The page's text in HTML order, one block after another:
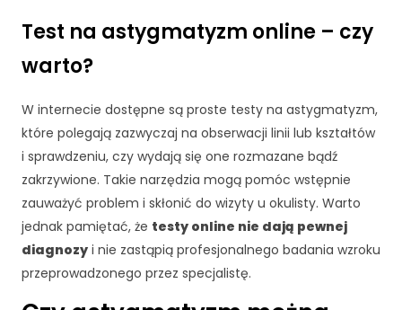
Test na astygmatyzm online – czy
warto?
W internecie dostępne są proste testy na astygmatyzm,
które polegają zazwyczaj na obserwacji linii lub kształtów
i sprawdzeniu, czy wydają się one rozmazane bądź
zakrzywione. Takie narzędzia mogą pomóc wstępnie
zauważyć problem i skłonić do wizyty u okulisty. Warto
jednak pamiętać, że testy online nie dają pewnej
diagnozy i nie zastąpią profesjonalnego badania wzroku
przeprowadzonego przez specjalistę.
t
t
st
k
a
A
ś
m
y